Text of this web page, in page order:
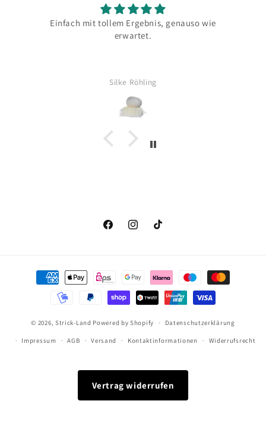
Einfach mit tollem Ergebnis, genauso wie
erwartet.
Silke Röhling
FacebookInstagramTikTok
Zahlungsmethoden
© 2026, Strick-Land Powered by Shopify Datenschutzerklärung
Impressum AGB Versand Kontaktinformationen Widerrufsrecht
Vertrag widerrufen